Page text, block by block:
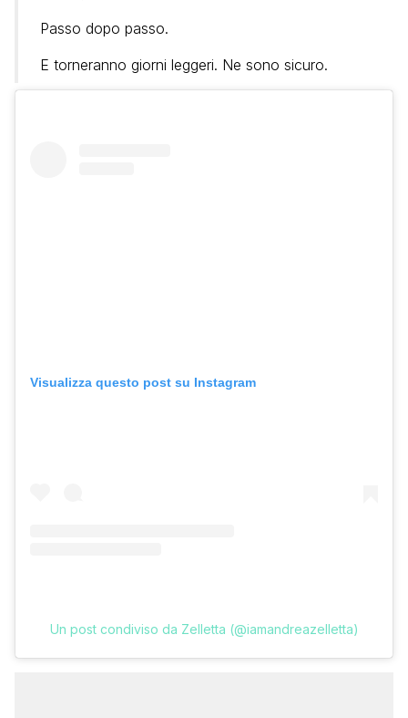
Passo dopo passo.
E torneranno giorni leggeri. Ne sono sicuro.
Visualizza questo post su Instagram
Un post condiviso da Zelletta (@iamandreazelletta)